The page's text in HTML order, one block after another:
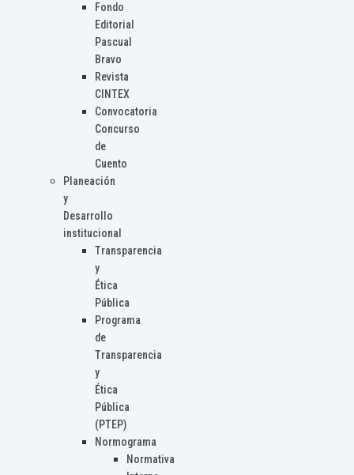
Fondo
Editorial
Pascual
Bravo
Revista
CINTEX
Convocatoria
Concurso
de
Cuento
Planeación
y
Desarrollo
institucional
Transparencia
y
Ética
Pública
Programa
de
Transparencia
y
Ética
Pública
(PTEP)
Normograma
Normativa